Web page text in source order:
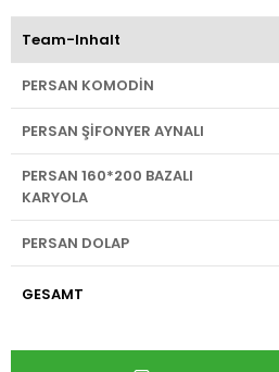
Team-Inhalt
PERSAN KOMODİN
PERSAN ŞİFONYER AYNALI
PERSAN 160*200 BAZALI
KARYOLA
PERSAN DOLAP
GESAMT